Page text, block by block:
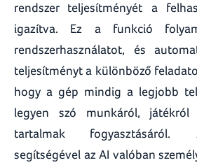
rendszer teljesítményét a
igazítva. Ez a funkció
rendszerhasználatot, és
teljesítményt a különböző
hogy a gép mindig a legjobb
legyen szó munkáról, játékról
tartalmak fogyasztásáról.
segítségével az AI valóban